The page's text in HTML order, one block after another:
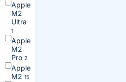
Apple
M2
Ultra
1
Apple
M2
Pro 2
Apple
M2 15